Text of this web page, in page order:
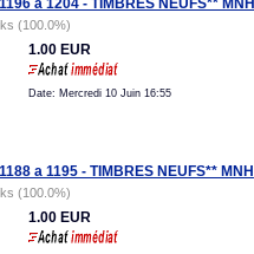
a 1204 - TIMBRES NEUFS** MNH
(100.0%)
1.00 EUR
Date: Mercredi 10 Juin 16:55
a 1195 - TIMBRES NEUFS** MNH
(100.0%)
1.00 EUR